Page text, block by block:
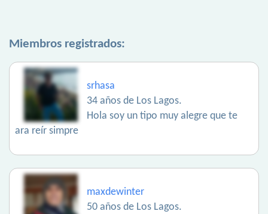
Miembros registrados:
srhasa
34 años de Los Lagos.
Hola soy un tipo muy alegre que te
ara reír simpre
maxdewinter
50 años de Los Lagos.